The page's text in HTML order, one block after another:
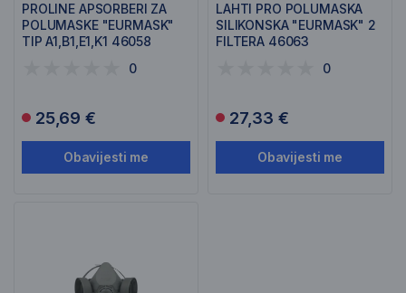
PROLINE APSORBERI ZA
POLUMASKE "EURMASK"
TIP A1,B1,E1,K1 46058
0
25,69 €
Obavijesti me
LAHTI PRO POLUMASKA
SILIKONSKA "EURMASK" 2
FILTERA 46063
0
27,33 €
Obavijesti me